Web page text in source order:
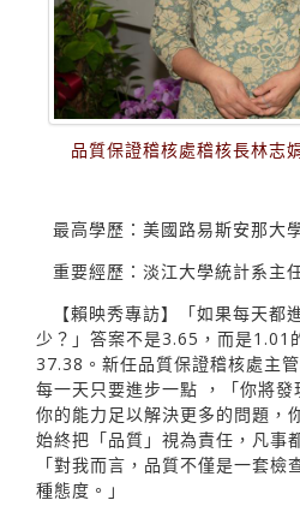
品質保證稽核處稽核長林志
最高學歷：美國路易斯安那大
重要經歷：淡江大學統計系主
【賴映秀專訪】「如果每天都
少？」答案不是3.65，而是1.01
37.38。新任品質保證稽核處主
每一天只要進步一點 ，「你將
你的能力足以解決更多的問題，
始終把「品質」視為責任，凡事
「對我而言，品質不僅是一套
種態度。」